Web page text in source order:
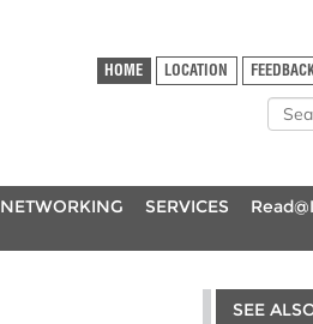
HOME LOCATION
NETWORKING SERVICES
SEE